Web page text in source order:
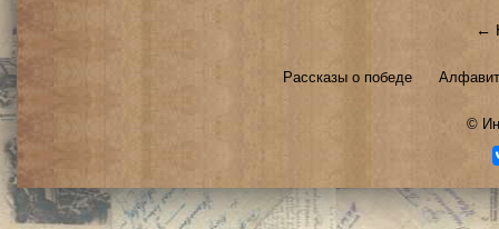
←
Рассказы о победе
©